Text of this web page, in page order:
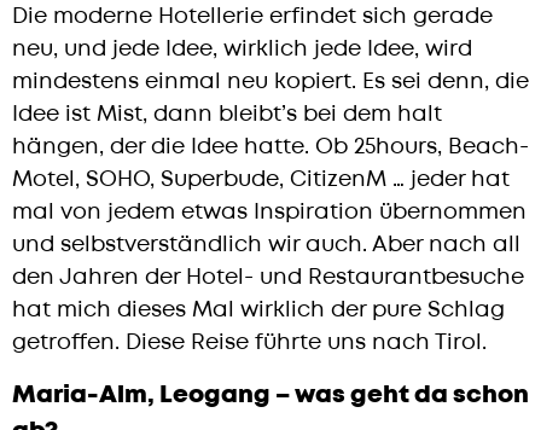
Die moderne Hotellerie erfindet sich gerade
neu, und jede Idee, wirklich jede Idee, wird
mindestens einmal neu kopiert. Es sei denn, die
Idee ist Mist, dann bleibt’s bei dem halt
hängen, der die Idee hatte. Ob 25hours, Beach-
Motel, SOHO, Superbude, CitizenM … jeder hat
mal von jedem etwas Inspiration übernommen
und selbstverständlich wir auch. Aber nach all
den Jahren der Hotel- und Restaurantbesuche
hat mich dieses Mal wirklich der pure Schlag
getroffen. Diese Reise führte uns nach Tirol.
Maria-Alm, Leogang – was geht da schon